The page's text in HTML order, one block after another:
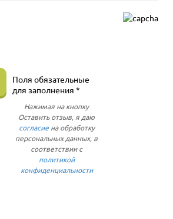
Поля обязательные
для заполнения *
Нажимая на кнопку
Оставить отзыв, я даю
согласиена обработку
персональных данных, в
соответствии с
политикой
конфиденциальности